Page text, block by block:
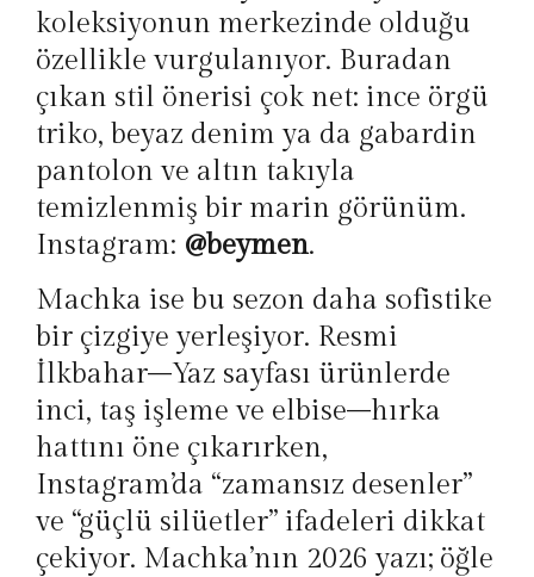
koleksiyonun merkezinde olduğu
özellikle vurgulanıyor. Buradan
çıkan stil önerisi çok net: ince örgü
triko, beyaz denim ya da gabardin
pantolon ve altın takıyla
temizlenmiş bir marin görünüm.
Instagram: @beymen.
Machka ise bu sezon daha sofistike
bir çizgiye yerleşiyor. Resmi
İlkbahar–Yaz sayfası ürünlerde
inci, taş işleme ve elbise–hırka
hattını öne çıkarırken,
Instagram’da “zamansız desenler”
ve “güçlü silüetler” ifadeleri dikkat
çekiyor. Machka’nın 2026 yazı; öğle